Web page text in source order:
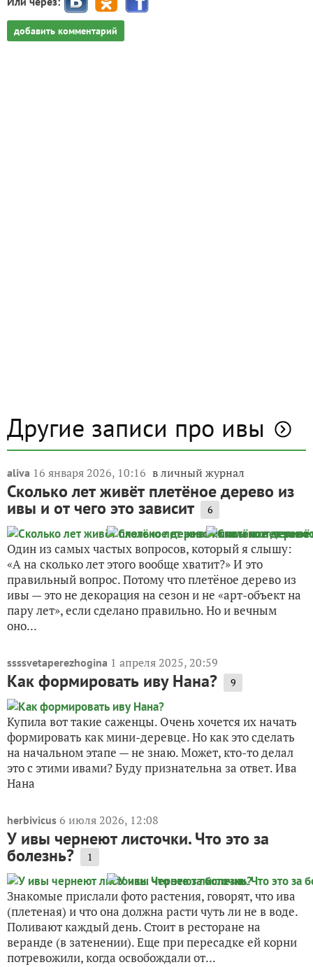
добавить комментарий
Другие записи про ивы
aliva 16 января 2026, 10:16 в личный журнал
Сколько лет живёт плетёное дерево из
ивы и от чего это зависит 6
Один из самых частых вопросов, который я слышу:
«А на сколько лет этого вообще хватит?» И это
правильный вопрос. Потому что плетёное дерево из
ивы — это не декорация на сезон и не «арт-объект на
пару лет», если сделано правильно. Но и вечным
оно...
ssssvetaperezhogina 1 апреля 2025, 20:59
Как формировать иву Нана? 9
Купила вот такие саженцы. Очень хочется их начать
формировать как мини-деревце. Но как это сделать
на начальном этапе — не знаю. Может, кто-то делал
это с этими ивами? Буду признательна за ответ. Ива
Нана
herbivicus 6 июля 2026, 12:08
У ивы чернеют листочки. Что это за
болезнь? 1
Знакомые прислали фото растения, говорят, что ива
(плетеная) и что она должна расти чуть ли не в воде.
Поливают каждый день. Стоит в ресторане на
веранде (в затенении). Еще при пересадке ей корни
потревожили, когда освобождали от...